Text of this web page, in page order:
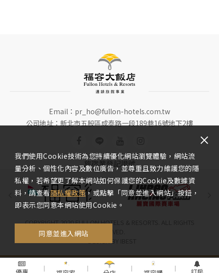
Email： pr_ho@fullon-hotels.com.tw
公司地址：新北市五股區成泰路一段189巷16號地下2樓
旅宿業登記證號
COPYRIGHT 2020 FULLON HOTELS & RESORTS. ALL RIGHTS
我們使用Cookie技術為您持續優化網站瀏覽體驗，網站流
量分析、個性化內容及數位廣告，並尊重且致力維護您的隱
私權，若希望更了解本網站如何保護您的Cookie及數據資
料，請查看隱私權政策，或點擊「同意並進入網站」按鈕，
即表示您同意本網站使用Cookie。
同意並進入網站